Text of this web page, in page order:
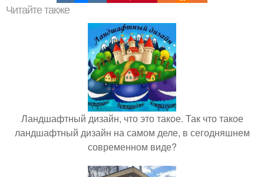
Читайте также
Ландшафтный дизайн, что это такое. Так что такое
ландшафтный дизайн на самом деле, в сегодняшнем
современном виде?